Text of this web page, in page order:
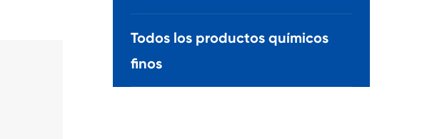
Todos los productos químicos
finos